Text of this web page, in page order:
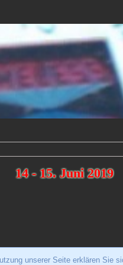
14 - 15. Juni 2019
unserer Seite erklären Sie